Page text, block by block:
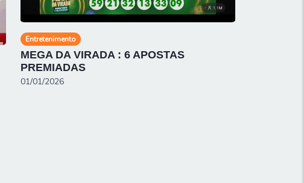
Entretenimento
MEGA DA VIRADA : 6 APOSTAS
PREMIADAS
01/01/2026